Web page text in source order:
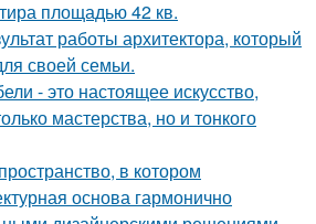
площадью 42 кв.
работы архитектора, который
своей семьи.
- это настоящее искусство,
мастерства, но и тонкого
в котором
основа гармонично